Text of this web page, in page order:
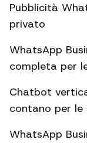
Pubblicità
privato
WhatsApp
completa per
Chatbot
contano per le
WhatsApp